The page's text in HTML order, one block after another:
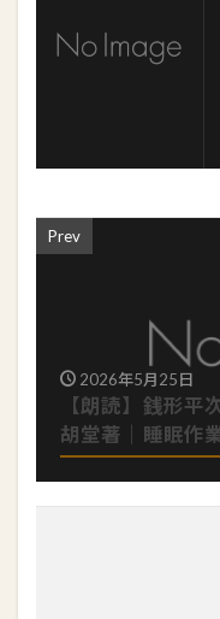
Prev
2026年5月25日
【朗読】銭形
胡堂著｜睡眠作